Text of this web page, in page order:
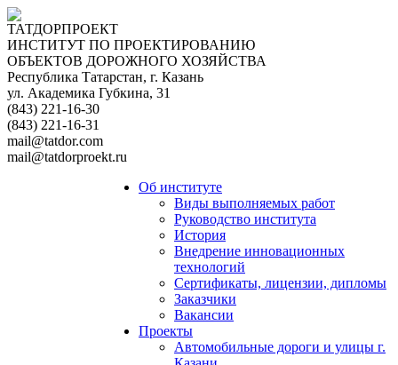
ТАТДОРПРОЕКТ
ИНСТИТУТ ПО ПРОЕКТИРОВАНИЮ
ОБЪЕКТОВ ДОРОЖНОГО ХОЗЯЙСТВА
Республика Татарстан, г. Казань
ул. Академика Губкина, 31
(843) 221-16-30
(843) 221-16-31
mail@tatdor.com
mail@tatdorproekt.ru
Об институте
Виды выполняемых работ
Руководство института
История
Внедрение инновационных
технологий
Сертификаты, лицензии, дипломы
Заказчики
Вакансии
Проекты
Автомобильные дороги и улицы г.